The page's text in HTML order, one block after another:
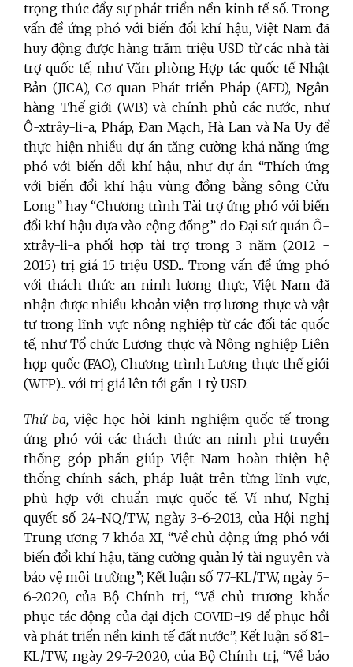
trọng thúc đẩy sự phát triển nền kinh tế số. Trong
vấn đề ứng phó với biến đổi khí hậu, Việt Nam đã
huy động được hàng trăm triệu USD từ các nhà tài
trợ quốc tế, như Văn phòng Hợp tác quốc tế Nhật
Bản (JICA), Cơ quan Phát triển Pháp (AFD), Ngân
hàng Thế giới (WB) và chính phủ các nước, như
Ô-xtrây-li-a, Pháp, Đan Mạch, Hà Lan và Na Uy để
thực hiện nhiều dự án tăng cường khả năng ứng
phó với biến đổi khí hậu, như dự án “Thích ứng
với biến đổi khí hậu vùng đồng bằng sông Cửu
Long” hay “Chương trình Tài trợ ứng phó với biến
đổi khí hậu dựa vào cộng đồng” do Đại sứ quán Ô-
xtrây-li-a phối hợp tài trợ trong 3 năm (2012 -
2015) trị giá 15 triệu USD... Trong vấn đề ứng phó
với thách thức an ninh lương thực, Việt Nam đã
nhận được nhiều khoản viện trợ lương thực và vật
tư trong lĩnh vực nông nghiệp từ các đối tác quốc
tế, như Tổ chức Lương thực và Nông nghiệp Liên
hợp quốc (FAO), Chương trình Lương thực thế giới
(WFP)... với trị giá lên tới gần 1 tỷ USD.
Thứ ba, việc học hỏi kinh nghiệm quốc tế trong
ứng phó với các thách thức an ninh phi truyền
thống góp phần giúp Việt Nam hoàn thiện hệ
thống chính sách, pháp luật trên từng lĩnh vực,
phù hợp với chuẩn mực quốc tế. Ví như, Nghị
quyết số 24-NQ/TW, ngày 3-6-2013, của Hội nghị
Trung ương 7 khóa XI, “Về chủ động ứng phó với
biến đổi khí hậu, tăng cường quản lý tài nguyên và
bảo vệ môi trường”; Kết luận số 77-KL/TW, ngày 5-
6-2020, của Bộ Chính trị, “Về chủ trương khắc
phục tác động của đại dịch COVID-19 để phục hồi
và phát triển nền kinh tế đất nước”; Kết luận số 81-
KL/TW, ngày 29-7-2020, của Bộ Chính trị, “Về bảo